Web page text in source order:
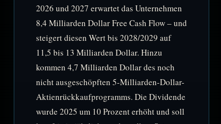
2026 und 2027 erwartet das Unternehmen
8,4 Milliarden Dollar Free Cash Flow – und
steigert diesen Wert bis 2028/2029 auf
11,5 bis 13 Milliarden Dollar. Hinzu
kommen 4,7 Milliarden Dollar des noch
nicht ausgeschöpften 5-Milliarden-Dollar-
Aktienrückkaufprogramms. Die Dividende
wurde 2025 um 10 Prozent erhöht und soll